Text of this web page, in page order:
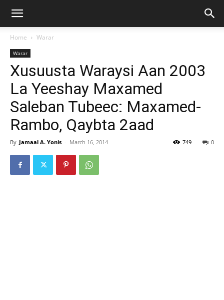
Home Warar
Warar
Xusuusta Waraysi Aan 2003
La Yeeshay Maxamed
Saleban Tubeec: Maxamed-
Rambo, Qaybta 2aad
By Jamaal A. Yonis - March 16, 2014 0
749